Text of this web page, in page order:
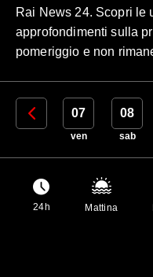
Rai News 24. Scopri le
approfondimenti sulla
pomeriggio e non
06 07
ven
08
sab
24h Mattina